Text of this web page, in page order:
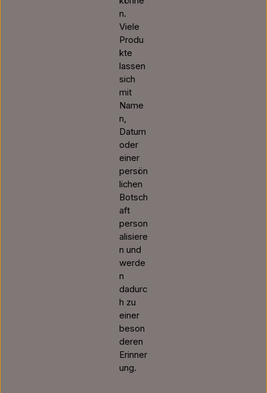
n.
Viele
Produ
kte
lassen
sich
mit
Name
n,
Datum
oder
einer
persön
lichen
Botsch
aft
person
alisiere
n und
werde
n
dadurc
h zu
einer
beson
deren
Erinner
ung.